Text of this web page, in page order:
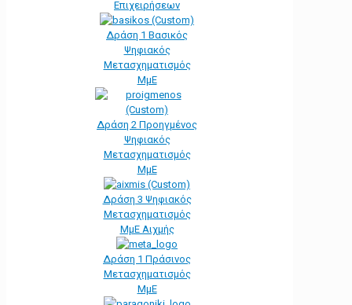
Επιχειρήσεων
Δράση 1 Βασικός
Ψηφιακός
Μετασχηματισμός
ΜμΕ
Δράση 2 Προηγμένος
Ψηφιακός
Μετασχηματισμός
ΜμΕ
Δράση 3 Ψηφιακός
Μετασχηματισμός
ΜμΕ Αιχμής
Δράση 1 Πράσινος
Μετασχηματισμός
ΜμΕ